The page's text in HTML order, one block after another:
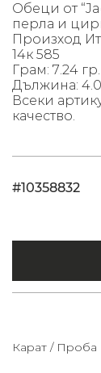
Обеци от
перла и
Произход
14к 585
Грам: 7.24 гр.
Дължина:
Всеки
качество.
#10358832
Карат / Проба